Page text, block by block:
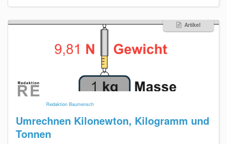
Artikel
Redaktion Baumensch
Umrechnen Kilonewton, Kilogramm und
Tonnen